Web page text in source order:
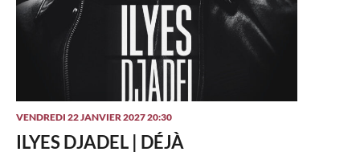
VENDREDI 22 JANVIER 2027 20:30
ILYES DJADEL | DÉJÀ